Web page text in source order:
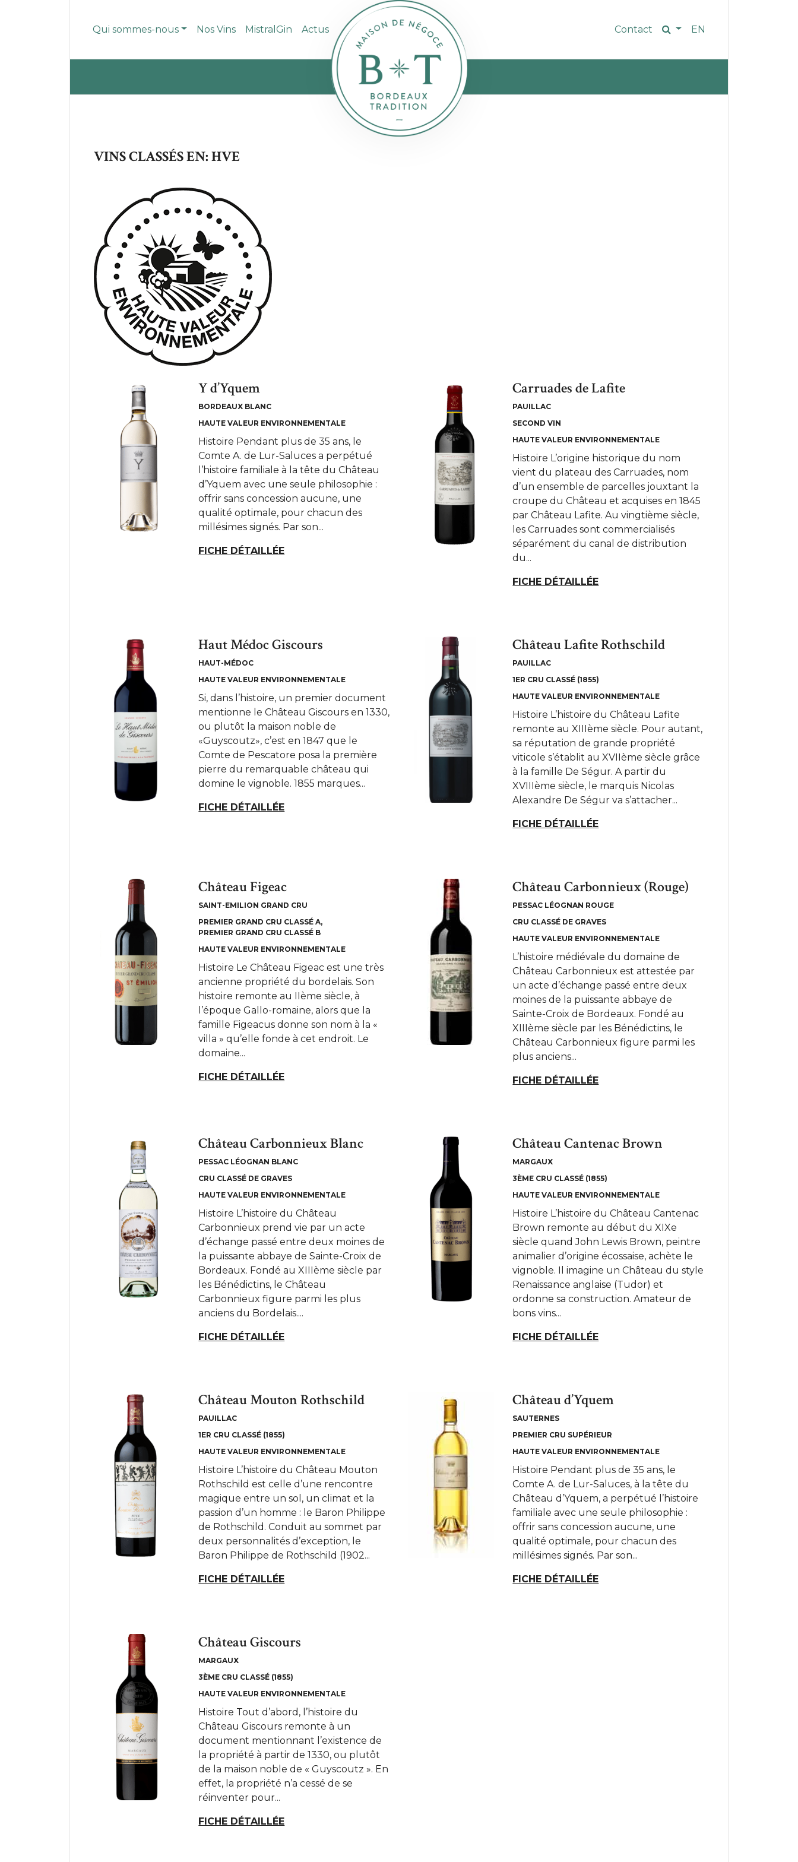
Qui sommes-nous Nos Vins MistralGin Actus Contact EN
VINS CLASSÉS EN: HVE
Y d’Yquem
BORDEAUX BLANC
HAUTE VALEUR ENVIRONNEMENTALE
Histoire Pendant plus de 35 ans, le
Comte A. de Lur-Saluces a perpétué
l’histoire familiale à la tête du Château
d’Yquem avec une seule philosophie :
offrir sans concession aucune, une
qualité optimale, pour chacun des
millésimes signés. Par son...
FICHE DÉTAILLÉE
Carruades de Lafite
PAUILLAC
SECOND VIN
HAUTE VALEUR ENVIRONNEMENTALE
Histoire L’origine historique du nom
vient du plateau des Carruades, nom
d’un ensemble de parcelles jouxtant la
croupe du Château et acquises en 1845
par Château Lafite. Au vingtième siècle,
les Carruades sont commercialisés
séparément du canal de distribution
du...
FICHE DÉTAILLÉE
Haut Médoc Giscours
HAUT-MÉDOC
HAUTE VALEUR ENVIRONNEMENTALE
Si, dans l’histoire, un premier document
mentionne le Château Giscours en 1330,
ou plutôt la maison noble de
«Guyscoutz», c’est en 1847 que le
Comte de Pescatore posa la première
pierre du remarquable château qui
domine le vignoble. 1855 marques...
FICHE DÉTAILLÉE
Château Lafite Rothschild
PAUILLAC
1ER CRU CLASSÉ (1855)
HAUTE VALEUR ENVIRONNEMENTALE
Histoire L’histoire du Château Lafite
remonte au XIIIème siècle. Pour autant,
sa réputation de grande propriété
viticole s’établit au XVIIème siècle grâce
à la famille De Ségur. A partir du
XVIIIème siècle, le marquis Nicolas
Alexandre De Ségur va s’attacher...
FICHE DÉTAILLÉE
Château Figeac
SAINT-EMILION GRAND CRU
PREMIER GRAND CRU CLASSÉ A
PREMIER GRAND CRU CLASSÉ B
HAUTE VALEUR ENVIRONNEMENTALE
Histoire Le Château Figeac est une très
ancienne propriété du bordelais. Son
histoire remonte au IIème siècle, à
l’époque Gallo-romaine, alors que la
famille Figeacus donne son nom à la «
villa » qu’elle fonde à cet endroit. Le
domaine...
FICHE DÉTAILLÉE
Château Carbonnieux (Rouge)
PESSAC LÉOGNAN ROUGE
CRU CLASSÉ DE GRAVES
HAUTE VALEUR ENVIRONNEMENTALE
L’histoire médiévale du domaine de
Château Carbonnieux est attestée par
un acte d’échange passé entre deux
moines de la puissante abbaye de
Sainte-Croix de Bordeaux. Fondé au
XIIIème siècle par les Bénédictins, le
Château Carbonnieux figure parmi les
plus anciens...
FICHE DÉTAILLÉE
Château Carbonnieux Blanc
PESSAC LÉOGNAN BLANC
CRU CLASSÉ DE GRAVES
HAUTE VALEUR ENVIRONNEMENTALE
Histoire L’histoire du Château
Carbonnieux prend vie par un acte
d’échange passé entre deux moines de
la puissante abbaye de Sainte-Croix de
Bordeaux. Fondé au XIIIème siècle par
les Bénédictins, le Château
Carbonnieux figure parmi les plus
anciens du Bordelais....
FICHE DÉTAILLÉE
Château Cantenac Brown
MARGAUX
3ÈME CRU CLASSÉ (1855)
HAUTE VALEUR ENVIRONNEMENTALE
Histoire L’histoire du Château Cantenac
Brown remonte au début du XIXe
siècle quand John Lewis Brown, peintre
animalier d’origine écossaise, achète le
vignoble. Il imagine un Château du style
Renaissance anglaise (Tudor) et
ordonne sa construction. Amateur de
bons vins...
FICHE DÉTAILLÉE
Château Mouton Rothschild
PAUILLAC
1ER CRU CLASSÉ (1855)
HAUTE VALEUR ENVIRONNEMENTALE
Histoire L’histoire du Château Mouton
Rothschild est celle d’une rencontre
magique entre un sol, un climat et la
passion d’un homme : le Baron Philippe
de Rothschild. Conduit au sommet par
deux personnalités d’exception, le
Baron Philippe de Rothschild (1902...
FICHE DÉTAILLÉE
Château d’Yquem
SAUTERNES
PREMIER CRU SUPÉRIEUR
HAUTE VALEUR ENVIRONNEMENTALE
Histoire Pendant plus de 35 ans, le
Comte A. de Lur-Saluces, à la tête du
Château d’Yquem, a perpétué l’histoire
familiale avec une seule philosophie :
offrir sans concession aucune, une
qualité optimale, pour chacun des
millésimes signés. Par son...
FICHE DÉTAILLÉE
Château Giscours
MARGAUX
3ÈME CRU CLASSÉ (1855)
HAUTE VALEUR ENVIRONNEMENTALE
Histoire Tout d’abord, l’histoire du
Château Giscours remonte à un
document mentionnant l’existence de
la propriété à partir de 1330, ou plutôt
de la maison noble de « Guyscoutz ». En
effet, la propriété n’a cessé de se
réinventer pour...
FICHE DÉTAILLÉE